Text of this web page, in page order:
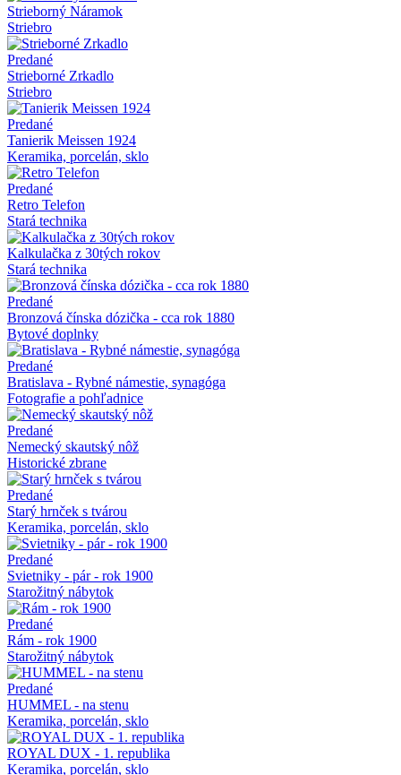
Strieborný Náramok
Striebro
Predané
Strieborné Zrkadlo
Striebro
Predané
Tanierik Meissen 1924
Keramika, porcelán, sklo
Predané
Retro Telefon
Stará technika
Kalkulačka z 30tých rokov
Stará technika
Predané
Bronzová čínska dózička - cca rok 1880
Bytové doplnky
Predané
Bratislava - Rybné námestie, synagóga
Fotografie a pohľadnice
Predané
Nemecký skautský nôž
Historické zbrane
Predané
Starý hrnček s tvárou
Keramika, porcelán, sklo
Predané
Svietniky - pár - rok 1900
Starožitný nábytok
Predané
Rám - rok 1900
Starožitný nábytok
Predané
HUMMEL - na stenu
Keramika, porcelán, sklo
ROYAL DUX - 1. republika
Keramika, porcelán, sklo